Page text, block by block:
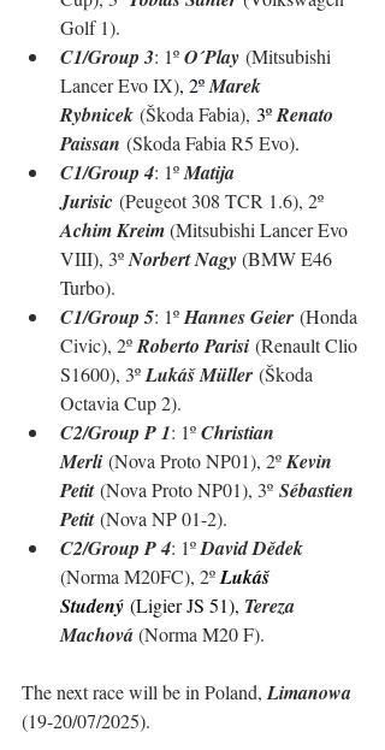
Golf 1).
C1/Group 3: 1º O´Play (Mitsubishi
Lancer Evo IX), 2º Marek
Rybnicek (Škoda Fabia), 3º Renato
Paissan (Skoda Fabia R5 Evo).
C1/Group 4: 1º Matija
Jurisic (Peugeot 308 TCR 1.6), 2º
Achim Kreim (Mitsubishi Lancer Evo
VIII), 3º Norbert Nagy (BMW E46
Turbo).
C1/Group 5: 1º Hannes Geier (Honda
Civic), 2º Roberto Parisi (Renault Clio
S1600), 3º Lukáš Müller (Škoda
Octavia Cup 2).
C2/Group P 1: 1º Christian
Merli (Nova Proto NP01), 2º Kevin
Petit (Nova Proto NP01), 3º Sébastien
Petit (Nova NP 01-2).
C2/Group P 4: 1º David Dědek
(Norma M20FC), 2º Lukáš
Studený (Ligier JS 51), Tereza
Machová (Norma M20 F).
The next race will be in Poland, Limanowa
(19-20/07/2025).